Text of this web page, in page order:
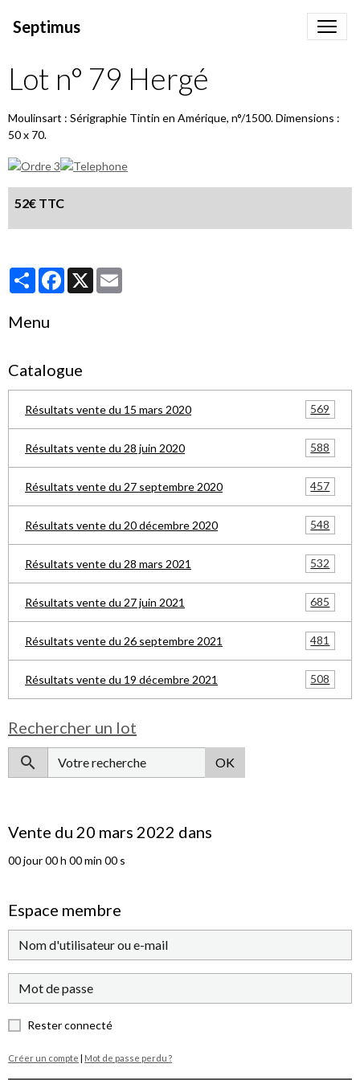
Septimus
Lot n° 79 Hergé
Moulinsart : Sérigraphie Tintin en Amérique, n°/1500. Dimensions :
50 x 70.
52€ TTC
PartagerFacebook
X
Menu
Catalogue
Résultats vente du 15 mars 2020 569
Résultats vente du 28 juin 2020 588
Résultats vente du 27 septembre 2020 457
Résultats vente du 20 décembre 2020 548
Résultats vente du 28 mars 2021 532
Résultats vente du 27 juin 2021 685
Résultats vente du 26 septembre 2021 481
Résultats vente du 19 décembre 2021 508
Rechercher un lot
OK
Vente du 20 mars 2022 dans
00jour00h 00min 00 s
Espace membre
Rester connecté
Créer un compte | Mot de passe perdu ?